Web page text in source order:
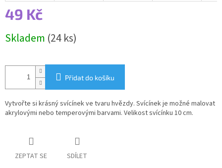
49 Kč
cena:
Skladem (24 ks)
Přidat do košíku
Vytvořte si krásný svícínek ve tvaru hvězdy. Svícínek je možné malovat
akrylovými nebo temperovými barvami. Velikost svícínku 10 cm.
ZEPTAT SE SDÍLET